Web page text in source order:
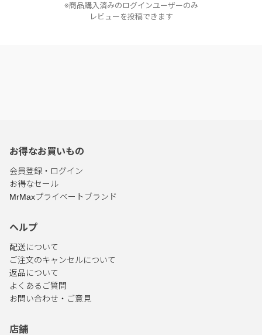
※商品購入済みのログインユーザーのみ
レビューを投稿できます
お得なお買いもの
会員登録・ログイン
お得なセール
MrMaxプライベートブランド
ヘルプ
配送について
ご注文のキャンセルについて
返品について
よくあるご質問
お問い合わせ・ご意見
店舗